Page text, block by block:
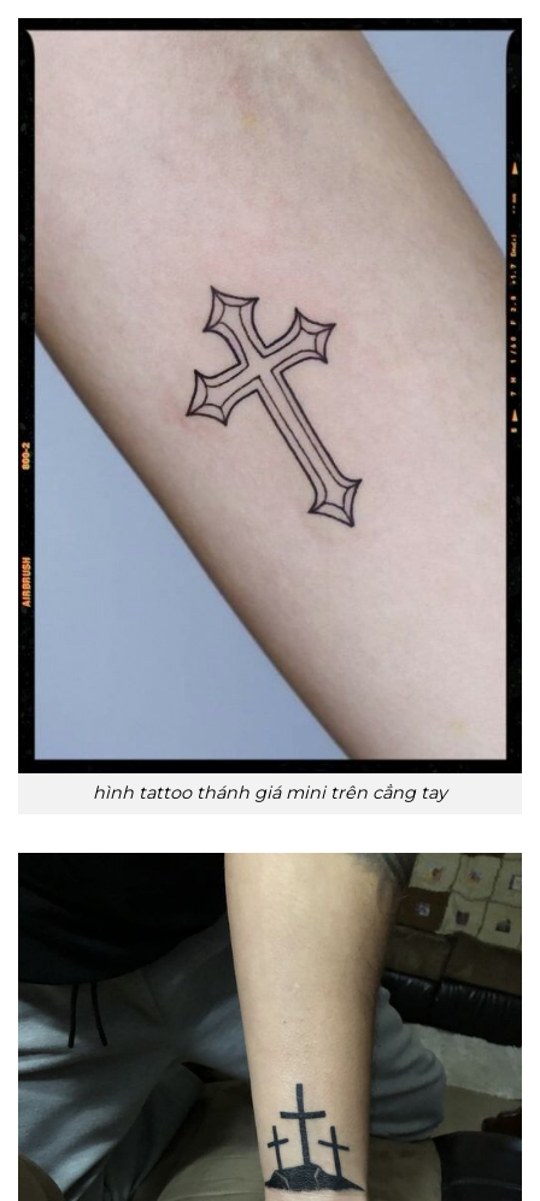
hình tattoo thánh giá mini trên cẳng tay